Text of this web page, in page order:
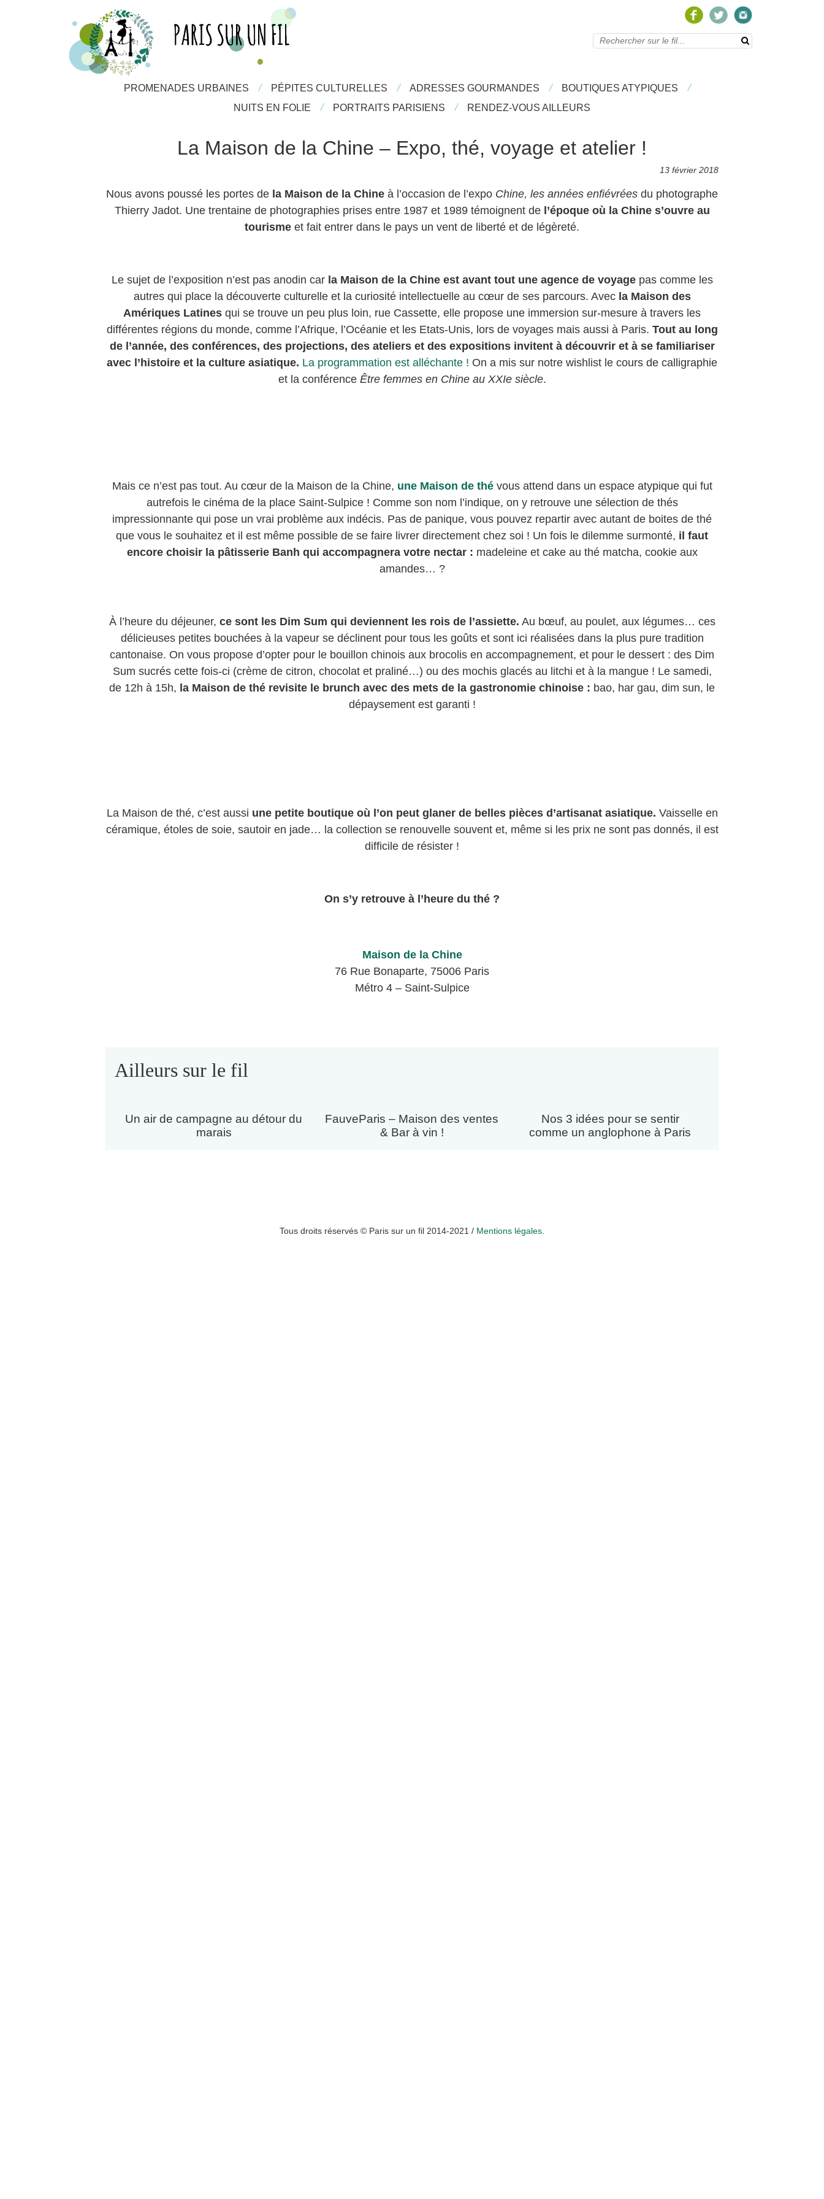
PROMENADES URBAINES / PÉPITES CULTURELLES / ADRESSES GOURMANDES / BOUTIQUES ATYPIQUES /
NUITS EN FOLIE / PORTRAITS PARISIENS / RENDEZ-VOUS AILLEURS
PROMENADES URBAINES / PÉPITES CULTURELLES / ADRESSES GOURMANDES / BOUTIQUES ATYPIQUES /
NUITS EN FOLIE / PORTRAITS PARISIENS / RENDEZ-VOUS AILLEURS /
La Maison de la Chine – Expo, thé, voyage et atelier !
13 février 2018
Nous avons poussé les portes de la Maison de la Chine à l’occasion de l’expo Chine, les années enfiévrées du photographe
Thierry Jadot. Une trentaine de photographies prises entre 1987 et 1989 témoignent de l’époque où la Chine s’ouvre au
tourisme et fait entrer dans le pays un vent de liberté et de légèreté.
Le sujet de l’exposition n’est pas anodin car la Maison de la Chine est avant tout une agence de voyagepas comme les
autres qui place la découverte culturelle et la curiosité intellectuelle au cœur de ses parcours. Avec la Maison des
Amériques Latines qui se trouve un peu plus loin, rue Cassette, elle propose une immersion sur-mesure à travers les
différentes régions du monde, comme l’Afrique, l’Océanie et les Etats-Unis, lors de voyages mais aussi à Paris. Tout au long
de l’année, des conférences, des projections, des ateliers et des expositions invitent à découvrir et à se familiariser
avec l’histoire et la culture asiatique. La programmation est alléchante ! On a mis sur notre wishlist le cours de calligraphie
et la conférence Être femmes en Chine au XXIe siècle.
Mais ce n’est pas tout. Au cœur de la Maison de la Chine, une Maison de thévous attend dans un espace atypique qui fut
autrefois le cinéma de la place Saint-Sulpice ! Comme son nom l’indique, on y retrouve une sélection de thés
impressionnante qui pose un vrai problème aux indécis. Pas de panique, vous pouvez repartir avec autant de boites de thé
que vous le souhaitez et il est même possible de se faire livrer directement chez soi ! Un fois le dilemme surmonté, il faut
encore choisir la pâtisserie Banh qui accompagnera votre nectar : madeleine et cake au thé matcha, cookie aux
amandes… ?
À l’heure du déjeuner, ce sont les Dim Sum qui deviennent les rois de l’assiette. Au bœuf, au poulet, aux légumes… ces
délicieuses petites bouchées à la vapeur se déclinent pour tous les goûts et sont ici réalisées dans la plus pure tradition
cantonaise. On vous propose d’opter pour le bouillon chinois aux brocolis en accompagnement, et pour le dessert : des Dim
Sum sucrés cette fois-ci (crème de citron, chocolat et praliné…) ou des mochis glacés au litchi et à la mangue ! Le samedi,
de 12h à 15h, la Maison de thé revisite le brunch avec des mets de la gastronomie chinoise : bao, har gau, dim sun, le
dépaysement est garanti !
La Maison de thé, c’est aussi une petite boutique où l’on peut glaner de belles pièces d’artisanat asiatique. Vaisselle en
céramique, étoles de soie, sautoir en jade… la collection se renouvelle souvent et, même si les prix ne sont pas donnés, il est
difficile de résister !
On s’y retrouve à l’heure du thé ?
Maison de la Chine
76 Rue Bonaparte, 75006 Paris
Métro 4 – Saint-Sulpice
Ailleurs sur le fil
Un air de campagne au détour du
marais
FauveParis – Maison des ventes
& Bar à vin !
Nos 3 idées pour se sentir
comme un anglophone à Paris
Tous droits réservés © Paris sur un fil 2014-2021 / Mentions légales